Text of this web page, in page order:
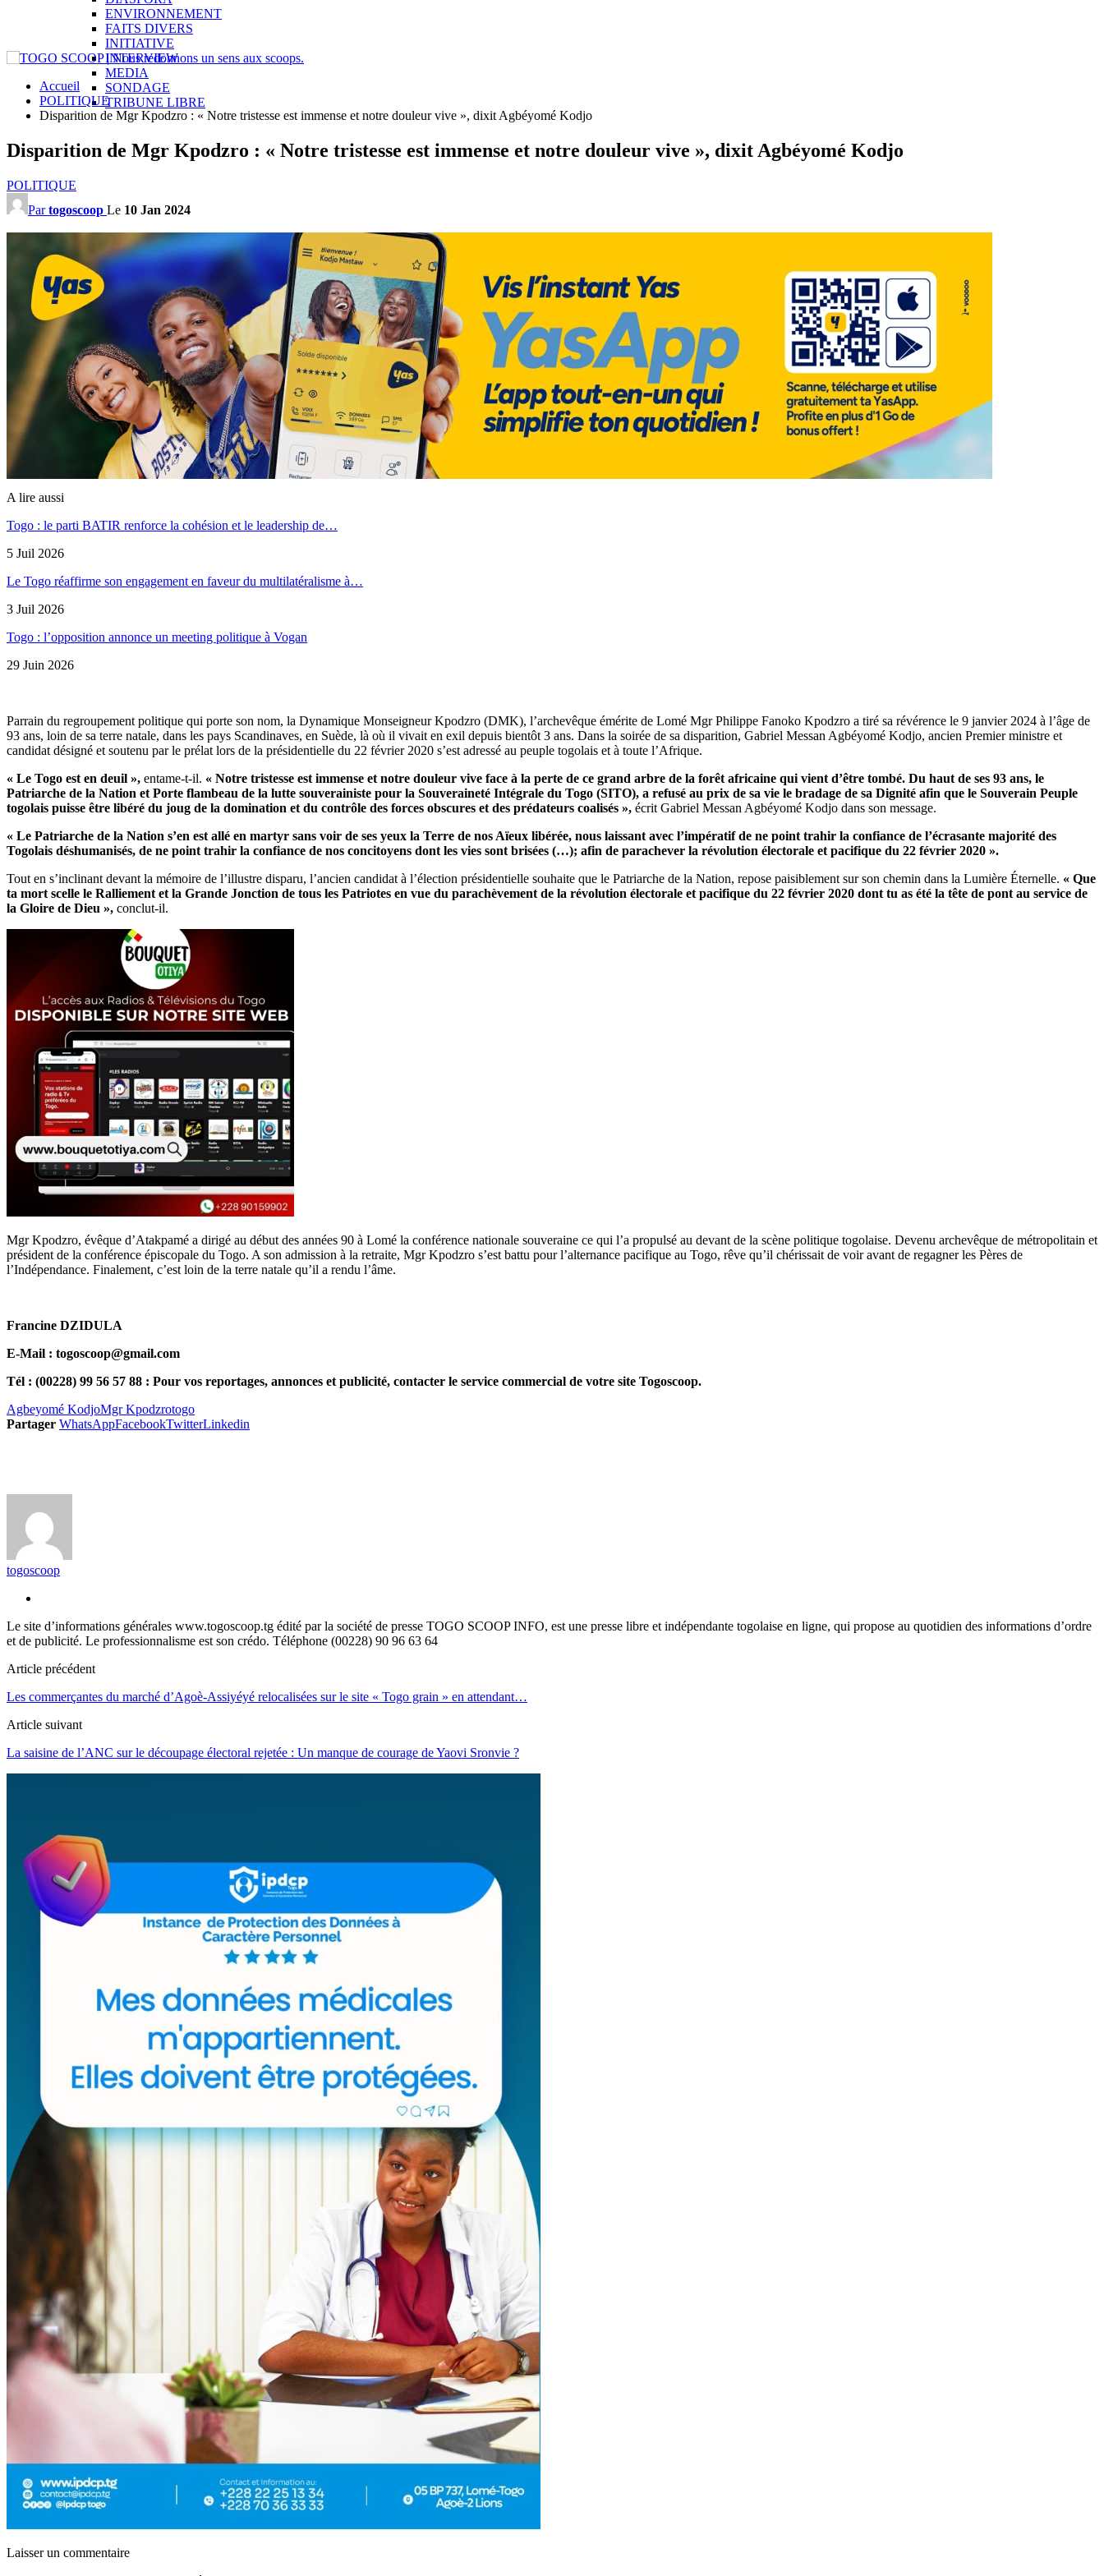
ENVIRONNEMENT
FAITS DIVERS
INITIATIVE
INTERVIEW
MEDIA
SONDAGE
TRIBUNE LIBRE
Accueil
POLITIQUE
Disparition de Mgr Kpodzro : « Notre tristesse est immense et notre douleur vive », dixit Agbéyomé Kodjo
Disparition de Mgr Kpodzro : « Notre tristesse est immense et notre douleur vive », dixit Agbéyomé Kodjo
POLITIQUE
Partogoscoop Le 10 Jan 2024
A lire aussi
Togo : le parti BATIR renforce la cohésion et le leadership de…
5 Juil 2026
Le Togo réaffirme son engagement en faveur du multilatéralisme à…
3 Juil 2026
Togo : l’opposition annonce un meeting politique à Vogan
29 Juin 2026
Parrain du regroupement politique qui porte son nom, la Dynamique Monseigneur Kpodzro (DMK), l’archevêque émérite de Lomé Mgr Philippe Fanoko Kpodzro a tiré sa révérence le 9 janvier 2024 à l’âge de
93 ans, loin de sa terre natale, dans les pays Scandinaves, en Suède, là où il vivait en exil depuis bientôt 3 ans. Dans la soirée de sa disparition, Gabriel Messan Agbéyomé Kodjo, ancien Premier ministre et
candidat désigné et soutenu par le prélat lors de la présidentielle du 22 février 2020 s’est adressé au peuple togolais et à toute l’Afrique.
« Le Togo est en deuil », entame-t-il. « Notre tristesse est immense et notre douleur vive face à la perte de ce grand arbre de la forêt africaine qui vient d’être tombé. Du haut de ses 93 ans, le
Patriarche de la Nation et Porte flambeau de la lutte souverainiste pour la Souveraineté Intégrale du Togo (SITO), a refusé au prix de sa vie le bradage de sa Dignité afin que le Souverain Peuple
togolais puisse être libéré du joug de la domination et du contrôle des forces obscures et des prédateurs coalisés », écrit Gabriel Messan Agbéyomé Kodjo dans son message.
« Le Patriarche de la Nation s’en est allé en martyr sans voir de ses yeux la Terre de nos Aïeux libérée, nous laissant avec l’impératif de ne point trahir la confiance de l’écrasante majorité des
Togolais déshumanisés, de ne point trahir la confiance de nos concitoyens dont les vies sont brisées (…); afin de parachever la révolution électorale et pacifique du 22 février 2020 ».
Tout en s’inclinant devant la mémoire de l’illustre disparu, l’ancien candidat à l’élection présidentielle souhaite que le Patriarche de la Nation, repose paisiblement sur son chemin dans la Lumière Éternelle. « Que
ta mort scelle le Ralliement et la Grande Jonction de tous les Patriotes en vue du parachèvement de la révolution électorale et pacifique du 22 février 2020 dont tu as été la tête de pont au service de
la Gloire de Dieu », conclut-il.
Mgr Kpodzro, évêque d’Atakpamé a dirigé au début des années 90 à Lomé la conférence nationale souveraine ce qui l’a propulsé au devant de la scène politique togolaise. Devenu archevêque de métropolitain et
président de la conférence épiscopale du Togo. A son admission à la retraite, Mgr Kpodzro s’est battu pour l’alternance pacifique au Togo, rêve qu’il chérissait de voir avant de regagner les Pères de
l’Indépendance. Finalement, c’est loin de la terre natale qu’il a rendu l’âme.
Francine DZIDULA
E-Mail : togoscoop@gmail.com
Tél : (00228) 99 56 57 88 : Pour vos reportages, annonces et publicité, contacter le service commercial de votre site Togoscoop.
Agbeyomé KodjoMgr Kpodzrotogo
Partager WhatsAppFacebookTwitterLinkedin
togoscoop
Le site d’informations générales www.togoscoop.tg édité par la société de presse TOGO SCOOP INFO, est une presse libre et indépendante togolaise en ligne, qui propose au quotidien des informations d’ordre
et de publicité. Le professionnalisme est son crédo. Téléphone (00228) 90 96 63 64
Article précédent
Les commerçantes du marché d’Agoè-Assiyéyé relocalisées sur le site « Togo grain » en attendant…
Article suivant
La saisine de l’ANC sur le découpage électoral rejetée : Un manque de courage de Yaovi Sronvie ?
Laisser un commentaire